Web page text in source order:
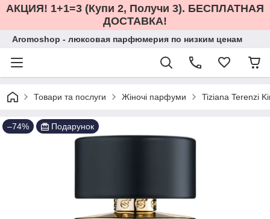
АКЦИЯ! 1+1=3 (Купи 2, Получи 3). БЕСПЛАТНАЯ
ДОСТАВКА!
Aromoshop - люксовая парфюмерия по низким ценам
Товари та послуги Жіночі парфуми Tiziana Terenzi
–74% Подарунок